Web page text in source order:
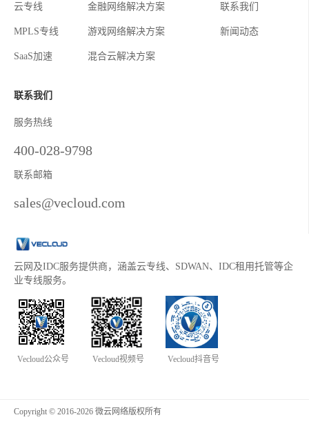
云专线
MPLS专线
SaaS加速
金融网络解决方案
游戏网络解决方案
混合云解决方案
联系我们
新闻动态
联系我们
服务热线
400-028-9798
联系邮箱
sales@vecloud.com
云网及IDC服务提供商，涵盖云专线、SDWAN、IDC租用托管等企
业专线服务。
Vecloud公众号 Vecloud视频号 Vecloud抖音号
Copyright © 2016-2026 微云网络版权所有